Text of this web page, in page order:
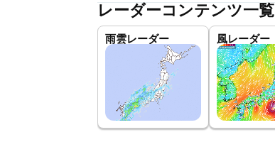
レーダーコンテンツ一覧
雨雲レーダー 風レーダー